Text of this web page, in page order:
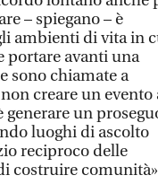
– spiegano – è
ambienti di vita in
portare avanti una
sono chiamate a
creare un evento
generare un
luoghi di ascolto
reciproco delle
costruire